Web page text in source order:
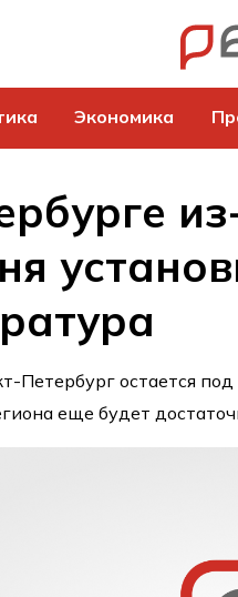
Экономика
Петербург остается
еще будет